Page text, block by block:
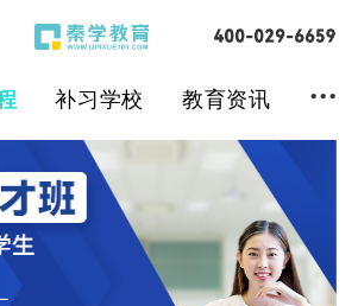
补习学校 教育资讯 ...